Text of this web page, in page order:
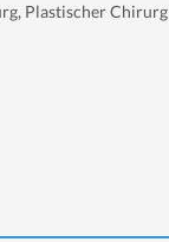
Plastischer Chirurg